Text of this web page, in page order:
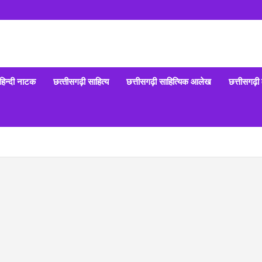
हिन्‍दी नाटक छत्‍तीसगढ़ी साहित्‍य छत्तीसगढ़ी साहित्यिक आलेख